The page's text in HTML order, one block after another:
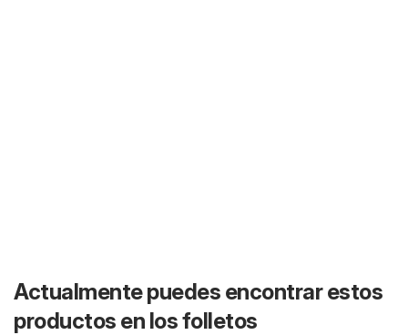
Actualmente puedes encontrar estos
productos en los folletos